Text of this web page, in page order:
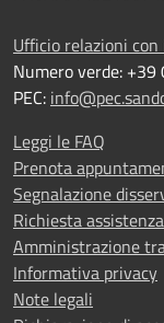
Ufficio relazioni
Numero verde:
PEC:
Leggi le FAQ
Prenota
Segnalazione
Richiesta assistenza
Amministrazione
Informativa privacy
Note legali